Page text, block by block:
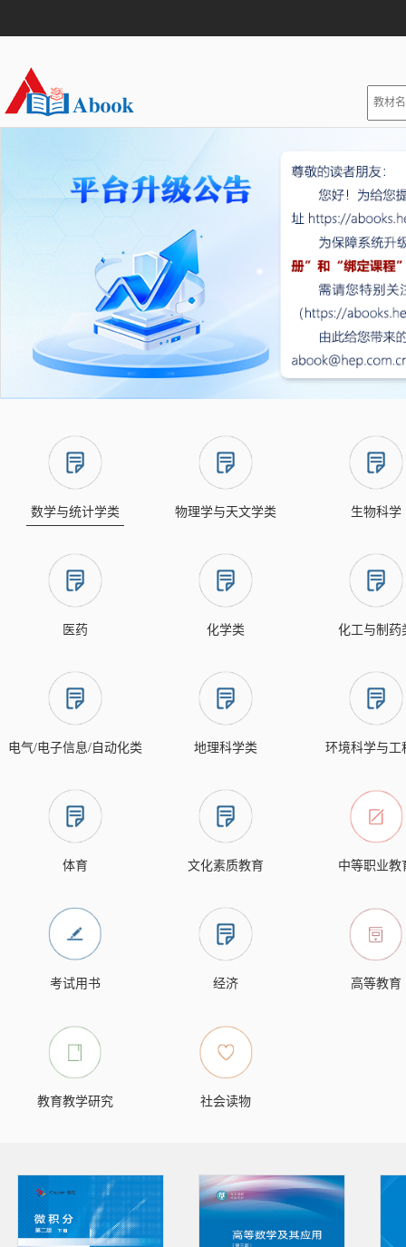
数学与统计学类 物理学与天文学类 生物科学
医药 化学类 化工与制药
电气/电子信息/自动化类 地理科学类 环境科学与工
体育 文化素质教育 中等职业教
考试用书 经济 高等教育
教育教学研究 社会读物